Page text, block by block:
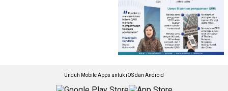
Unduh Mobile Apps untuk iOS dan Android